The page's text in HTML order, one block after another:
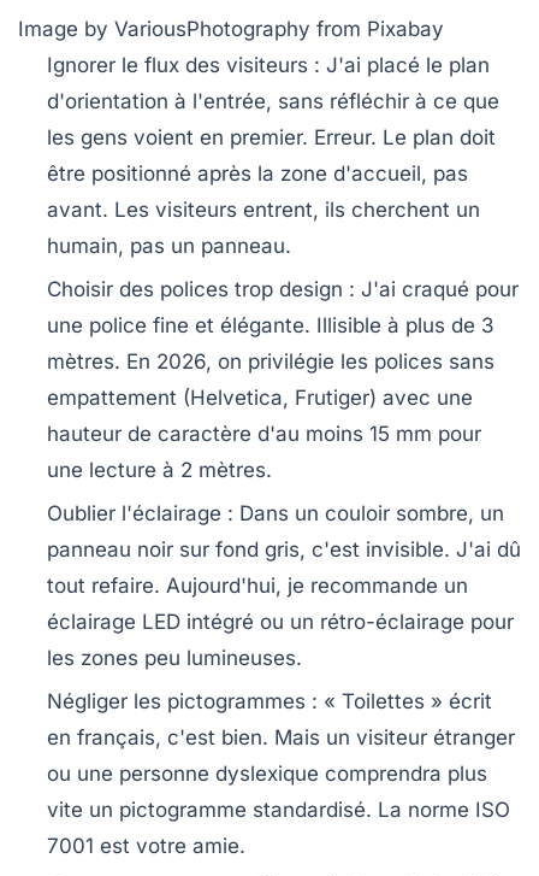
Image by VariousPhotography from Pixabay
Ignorer le flux des visiteurs : J'ai placé le plan
d'orientation à l'entrée, sans réfléchir à ce que
les gens voient en premier. Erreur. Le plan doit
être positionné après la zone d'accueil, pas
avant. Les visiteurs entrent, ils cherchent un
humain, pas un panneau.
Choisir des polices trop design : J'ai craqué pour
une police fine et élégante. Illisible à plus de 3
mètres. En 2026, on privilégie les polices sans
empattement (Helvetica, Frutiger) avec une
hauteur de caractère d'au moins 15 mm pour
une lecture à 2 mètres.
Oublier l'éclairage : Dans un couloir sombre, un
panneau noir sur fond gris, c'est invisible. J'ai dû
tout refaire. Aujourd'hui, je recommande un
éclairage LED intégré ou un rétro-éclairage pour
les zones peu lumineuses.
Négliger les pictogrammes : « Toilettes » écrit
en français, c'est bien. Mais un visiteur étranger
ou une personne dyslexique comprendra plus
vite un pictogramme standardisé. La norme ISO
7001 est votre amie.